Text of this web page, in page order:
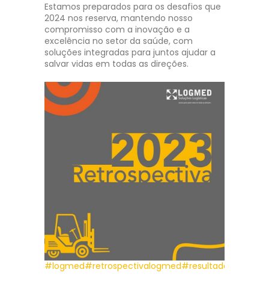
Estamos preparados para os desafios que
2024 nos reserva, mantendo nosso
compromisso com a inovação e a
excelência no setor da saúde, com
soluções integradas para juntos ajudar a
salvar vidas em todas as direções.
#logmed#retrospectivalogmed#resultados